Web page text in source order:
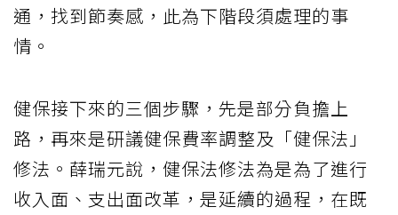
通，找到節奏感，此為下階段須處理的事
情。
健保接下來的三個步驟，先是部分負擔上
路，再來是研議健保費率調整及「健保法」
修法。薛瑞元說，健保法修法為是為了進行
收入面、支出面改革，是延續的過程，在既